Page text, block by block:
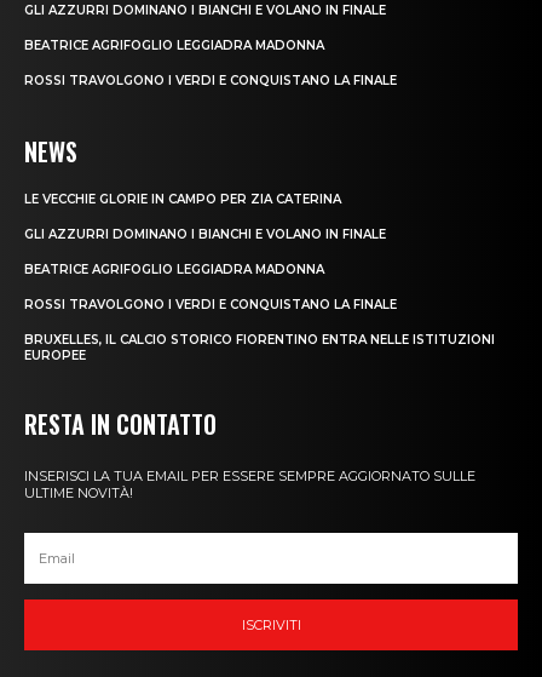
GLI AZZURRI DOMINANO I BIANCHI E VOLANO IN FINALE
BEATRICE AGRIFOGLIO LEGGIADRA MADONNA
ROSSI TRAVOLGONO I VERDI E CONQUISTANO LA FINALE
NEWS
LE VECCHIE GLORIE IN CAMPO PER ZIA CATERINA
GLI AZZURRI DOMINANO I BIANCHI E VOLANO IN FINALE
BEATRICE AGRIFOGLIO LEGGIADRA MADONNA
ROSSI TRAVOLGONO I VERDI E CONQUISTANO LA FINALE
BRUXELLES, IL CALCIO STORICO FIORENTINO ENTRA NELLE ISTITUZIONI
EUROPEE
RESTA IN CONTATTO
INSERISCI LA TUA EMAIL PER ESSERE SEMPRE AGGIORNATO SULLE
ULTIME NOVITÀ!
ISCRIVITI